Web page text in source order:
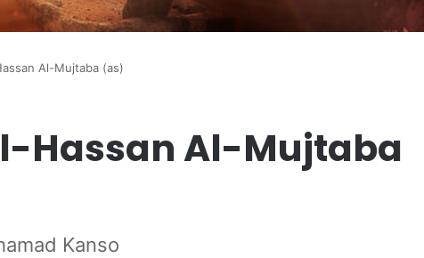
Al-Mujtaba (as)
Hassan Al-Mujtaba
Kanso